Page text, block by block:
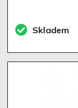
Skladem